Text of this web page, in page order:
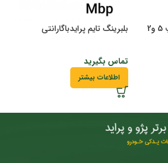
اورینگ پمپ بنزین 206 تیپ 5 و2
بلبرینگ تایم پرایدباگارانتی
تماس بگیرید
اطلاعات بیشتر